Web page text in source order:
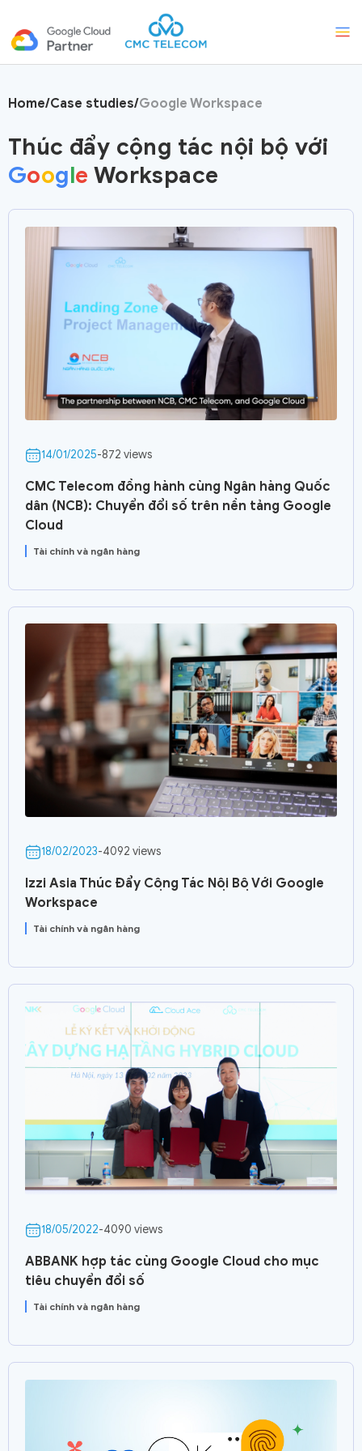
Home/Case studies/Google Workspace
Thúc đẩy cộng tác nội bộ với
Google Workspace
14/01/2025-872 views
CMC Telecom đồng hành cùng Ngân hàng Quốc
dân (NCB): Chuyển đổi số trên nền tảng Google
Cloud
Tài chính và ngân hàng
18/02/2023-4092 views
Izzi Asia Thúc Đẩy Cộng Tác Nội Bộ Với Google
Workspace
Tài chính và ngân hàng
18/05/2022-4090 views
ABBANK hợp tác cùng Google Cloud cho mục
tiêu chuyển đổi số
Tài chính và ngân hàng